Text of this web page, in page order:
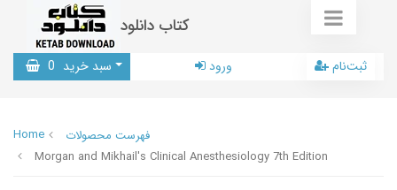
کتاب دانلود
سبد خرید 0 ورود ثبت‌نام
Home
فهرست محصولات
Morgan and Mikhail's Clinical Anesthesiology 7th Edition